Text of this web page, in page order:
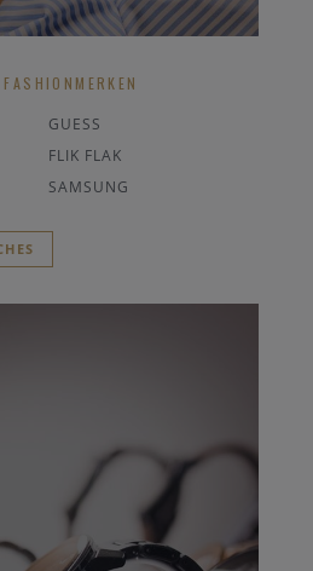
GUESS
FLIK FLAK
SAMSUNG